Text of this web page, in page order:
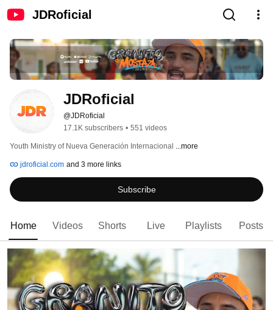
JDRoficial
JDRoficial
@JDRoficial
17.1K subscribers • 551 videos
Youth Ministry of Nueva Generación Internacional ...more
jdroficial.com and 3 more links
Subscribe
Home Videos Shorts Live Playlists Posts